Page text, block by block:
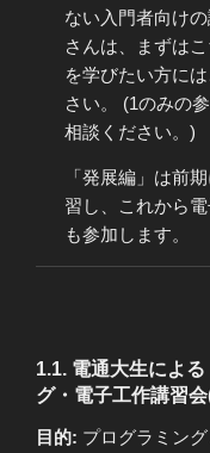
ない入門者向け
さんは、まずは
を学びたい方に
さい。 (1のみの
相談ください。)
「発展編」は前
習し、これから
も参加します。
1.1. 電通大生によ
グ・電子工作講習
目的: プログラミン